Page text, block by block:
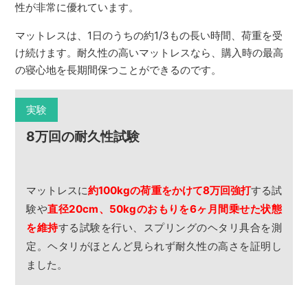
性が非常に優れています。
マットレスは、1日のうちの約1/3もの長い時間、荷重を受
け続けます。耐久性の高いマットレスなら、購入時の最高
の寝心地を長期間保つことができるのです。
実験
8万回の耐久性試験
マットレスに約100kgの荷重をかけて8万回強打する試
験や直径20cm、50kgのおもりを6ヶ月間乗せた状態
を維持する試験を行い、スプリングのヘタリ具合を測
定。ヘタリがほとんど見られず耐久性の高さを証明し
ました。